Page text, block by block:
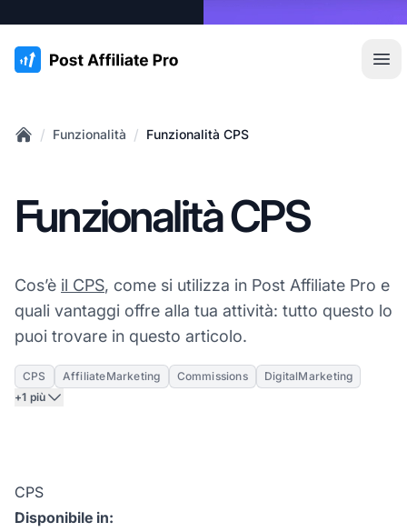
:site.title
/ Funzionalità / Funzionalità CPS
Funzionalità CPS
Cos’è il CPS, come si utilizza in Post Affiliate Pro e
quali vantaggi offre alla tua attività: tutto questo lo
puoi trovare in questo articolo.
CPS AffiliateMarketing Commissions
DigitalMarketing
+1 più
CPS
Disponibile in: